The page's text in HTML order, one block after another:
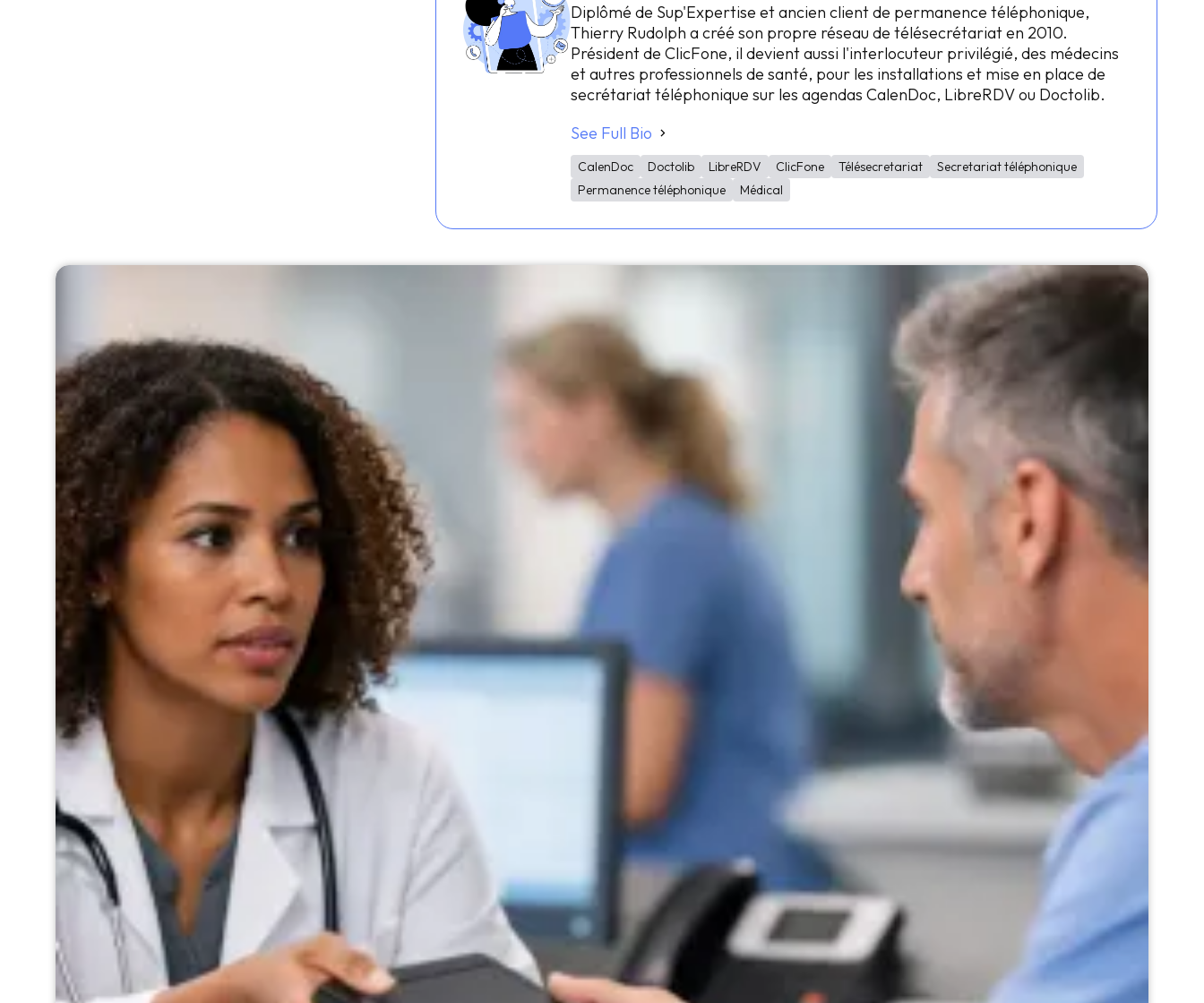
Diplômé de Sup'Expertise et ancien client de permanence téléphonique,
Thierry Rudolph a créé son propre réseau de télésecrétariat en 2010.
Président de ClicFone, il devient aussi l'interlocuteur privilégié, des médecins
et autres professionnels de santé, pour les installations et mise en place de
secrétariat téléphonique sur les agendas CalenDoc, LibreRDV ou Doctolib.
See Full Bio
CalenDoc Doctolib LibreRDV ClicFone Télésecretariat
Secretariat téléphonique
Permanence téléphonique
Médical